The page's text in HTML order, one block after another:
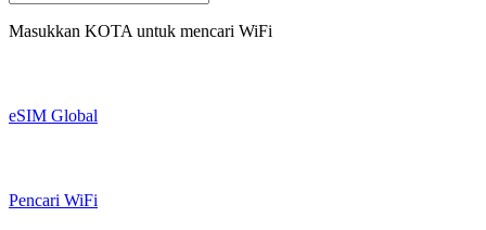
Masukkan KOTA untuk mencari WiFi
eSIM Global
Pencari WiFi